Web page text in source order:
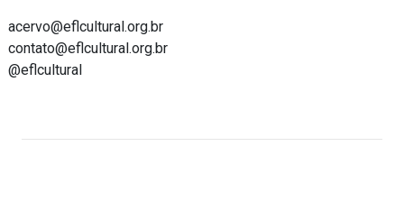
acervo@eflcultural.org.br
contato@eflcultural.org.br
@eflcultural